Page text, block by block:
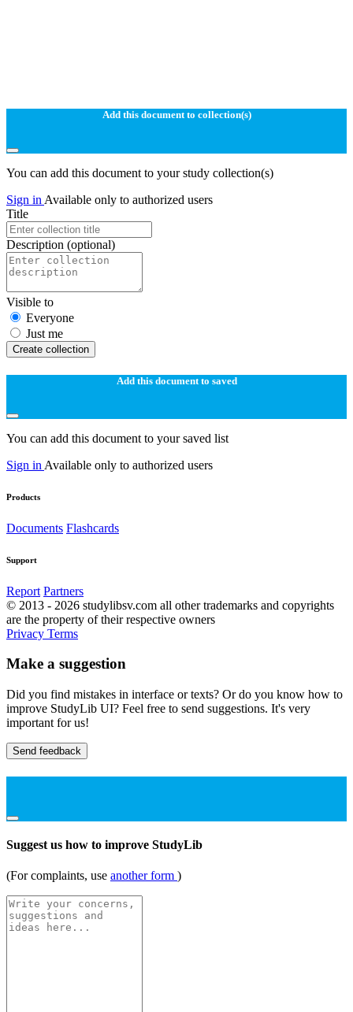
Add this document to collection(s)
You can add this document to your study collection(s)
Sign in Available only to authorized users
Title
Description (optional)
Visible to
Everyone
Just me
Create collection
Add this document to saved
You can add this document to your saved list
Sign in Available only to authorized users
Products
Documents Flashcards
Support
Report Partners
© 2013 - 2026 studylibsv.com all other trademarks and copyrights
are the property of their respective owners
Privacy Terms
Make a suggestion
Did you find mistakes in interface or texts? Or do you know how to
improve StudyLib UI? Feel free to send suggestions. It's very
important for us!
Send feedback
Suggest us how to improve StudyLib
(For complaints, use another form )